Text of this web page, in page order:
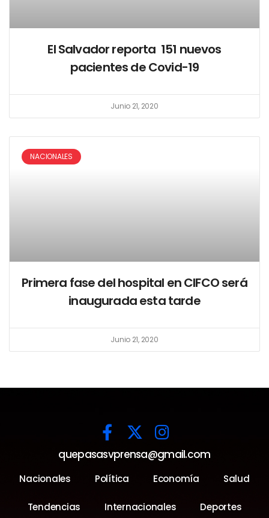
El Salvador reporta 151 nuevos
pacientes de Covid-19
Junio 21, 2020
NACIONALES
Primera fase del hospital en CIFCO será
inaugurada esta tarde
Junio 21, 2020
quepasasvprensa@gmail.com
Nacionales Política Economía Salud
Tendencias Internacionales Deportes